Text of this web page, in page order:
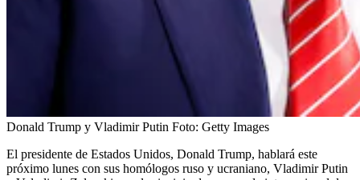
Donald Trump y Vladimir Putin Foto: Getty Images
El presidente de Estados Unidos, Donald Trump, hablará este
próximo lunes con sus homólogos ruso y ucraniano, Vladimir Putin